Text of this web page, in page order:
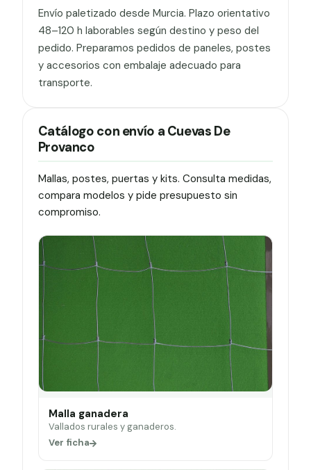
Envío paletizado desde Murcia. Plazo orientativo
48–120 h laborables según destino y peso del
pedido. Preparamos pedidos de paneles, postes
y accesorios con embalaje adecuado para
transporte.
Catálogo con envío a Cuevas De
Provanco
Mallas, postes, puertas y kits. Consulta medidas,
compara modelos y pide presupuesto sin
compromiso.
Malla ganadera
Vallados rurales y ganaderos.
Ver ficha